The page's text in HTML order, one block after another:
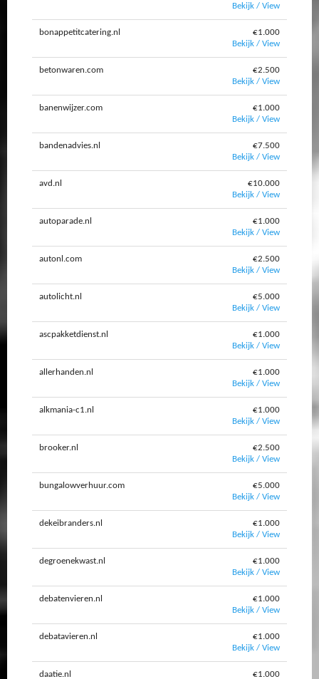
Bekijk / View
bonappetitcatering.nl
€1.000
Bekijk / View
betonwaren.com
€2.500
Bekijk / View
banenwijzer.com
€1.000
Bekijk / View
bandenadvies.nl
€7.500
Bekijk / View
avd.nl
€10.000
Bekijk / View
autoparade.nl
€1.000
Bekijk / View
autonl.com
€2.500
Bekijk / View
autolicht.nl
€5.000
Bekijk / View
ascpakketdienst.nl
€1.000
Bekijk / View
allerhanden.nl
€1.000
Bekijk / View
alkmania-c1.nl
€1.000
Bekijk / View
brooker.nl
€2.500
Bekijk / View
bungalowverhuur.com
€5.000
Bekijk / View
dekeibranders.nl
€1.000
Bekijk / View
degroenekwast.nl
€1.000
Bekijk / View
debatenvieren.nl
€1.000
Bekijk / View
debatavieren.nl
€1.000
Bekijk / View
daatie.nl €1.000